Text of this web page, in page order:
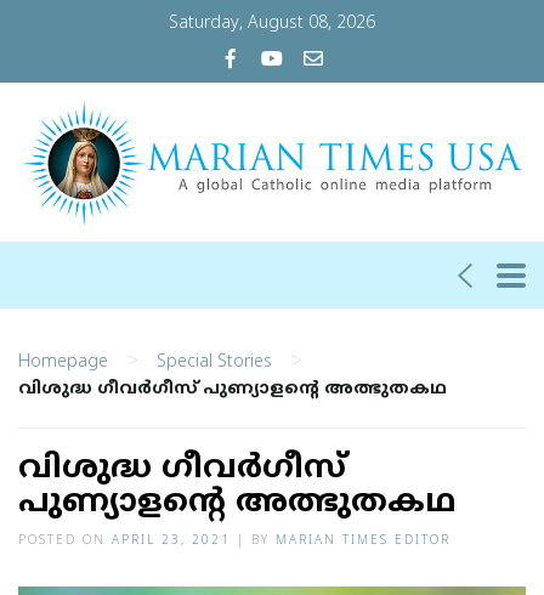
Saturday, August 08, 2026
Homepage > Special Stories >
വിശുദ്ധ ഗീവര്‍ഗീസ് പുണ്യാളന്റെ അത്ഭുതകഥ
വിശുദ്ധ ഗീവര്‍ഗീസ്
പുണ്യാളന്റെ അത്ഭുതകഥ
POSTED ON APRIL 23, 2021 BY MARIAN TIMES EDITOR